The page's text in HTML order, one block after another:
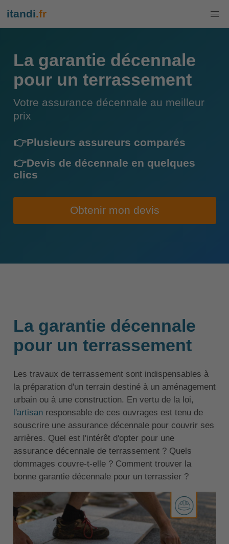
itandi.fr
La garantie décennale
pour un terrassement
Votre assurance décennale au meilleur
prix
👉Plusieurs assureurs comparés
👉Devis de décennale en quelques
clics
Obtenir mon devis
La garantie décennale
pour un terrassement
Les travaux de terrassement sont indispensables à
la préparation d'un terrain destiné à un aménagement
urbain ou à une construction. En vertu de la loi,
l'artisanresponsable de ces ouvrages est tenu de
souscrire une assurance décennale pour couvrir ses
arrières. Quel est l'intérêt d'opter pour une
assurance décennale de terrassement ? Quels
dommages couvre-t-elle ? Comment trouver la
bonne garantie décennale pour un terrassier ?